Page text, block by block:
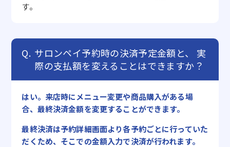
す。
サロンペイ予約時の決済予定金額と、
実
際の支払額を変えることはできますか？
はい。来店時にメニュー変更や商品購入がある場
合、最終決済金額を変更することができます。
最終決済は予約詳細画面より各予約ごとに行っていた
だくため、そこでの金額入力で決済が行われます。